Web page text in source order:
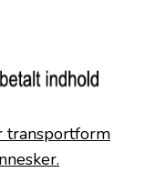
transportform